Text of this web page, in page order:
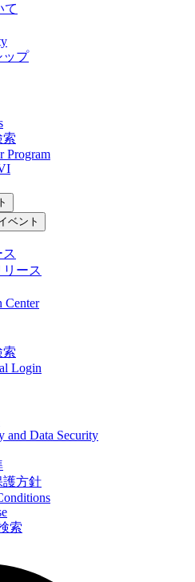
て
ップ
索
Program
ベント
ース
Center
索
Login
and Data Security
護方針
索